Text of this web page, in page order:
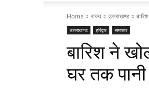
Home राज्य उत्तराखण्ड
उत्तराखण्ड हरिद्वार समाचार
बारिश ने
घर तक पानी